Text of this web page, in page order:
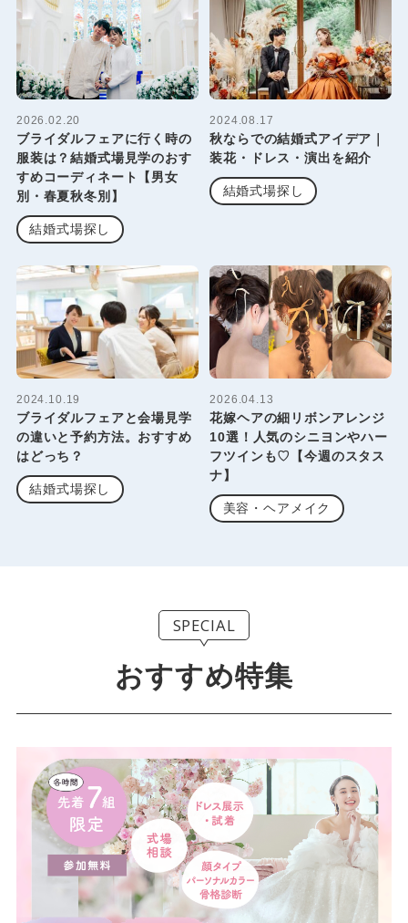
2026.02.20
ブライダルフェアに行く時の
服装は？結婚式場見学のおす
すめコーディネート【男女
別・春夏秋冬別】
結婚式場探し
2024.08.17
秋ならでの結婚式アイデア｜
装花・ドレス・演出を紹介
結婚式場探し
2024.10.19
ブライダルフェアと会場見学
の違いと予約方法。おすすめ
はどっち？
結婚式場探し
2026.04.13
花嫁ヘアの細リボンアレンジ
10選！人気のシニヨンやハー
フツインも♡【今週のスタス
ナ】
美容・ヘアメイク
SPECIAL
おすすめ特集